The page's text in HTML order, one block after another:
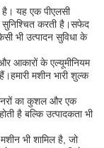
है। यह एक पीएलसी
करती है।सफेद
भी उत्पादन सुविधा के
आकारों के एल्यूमीनियम
मशीन भारी शुल्क
का कुशल और एक
है बल्कि उत्पादकता भी
भी शामिल है, जो